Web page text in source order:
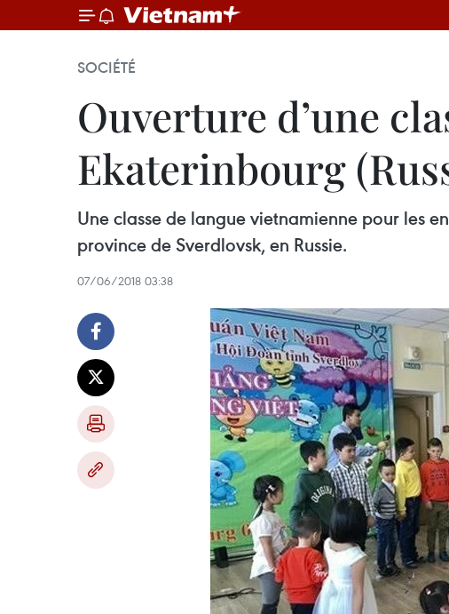
SOCIÉTÉ
Ouverture d’une
Ekaterinbourg
Une classe de langue vietnamienne pour les
province de Sverdlovsk, en Russie.
07/06/2018 03:38